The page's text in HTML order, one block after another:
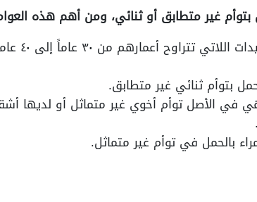
غير متطابق أو ثنائي، ومن أهم هذه
تقدم سن الأم، حيث
بتوأم ثنائي غير متطابق.
في الأصل توأم أخوي غير متماثل أو لديها
بالحمل في توأم غير متماثل.